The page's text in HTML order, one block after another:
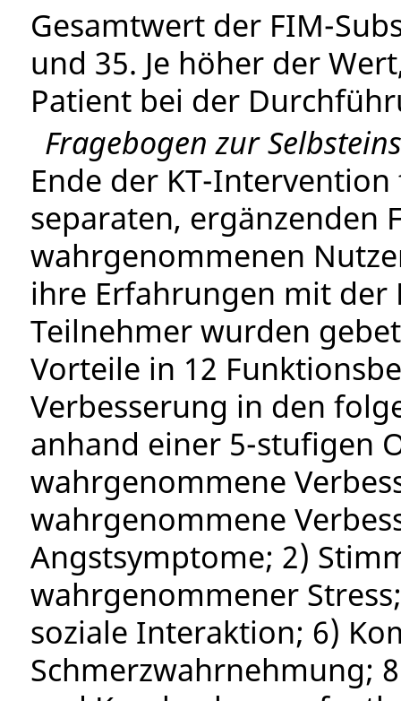
Gesamtwert der FIM-
und 35. Je höher der
Patient bei der
Fragebogen zur
Ende der KT-
separaten, ergänzenden
wahrgenommenen
ihre Erfahrungen mit der
Teilnehmer wurden
Vorteile in 12
Verbesserung in den
anhand einer 5-stufigen
wahrgenommene
wahrgenommene
Angstsymptome; 2)
wahrgenommener
soziale Interaktion; 6)
Schmerzwahrnehmung;